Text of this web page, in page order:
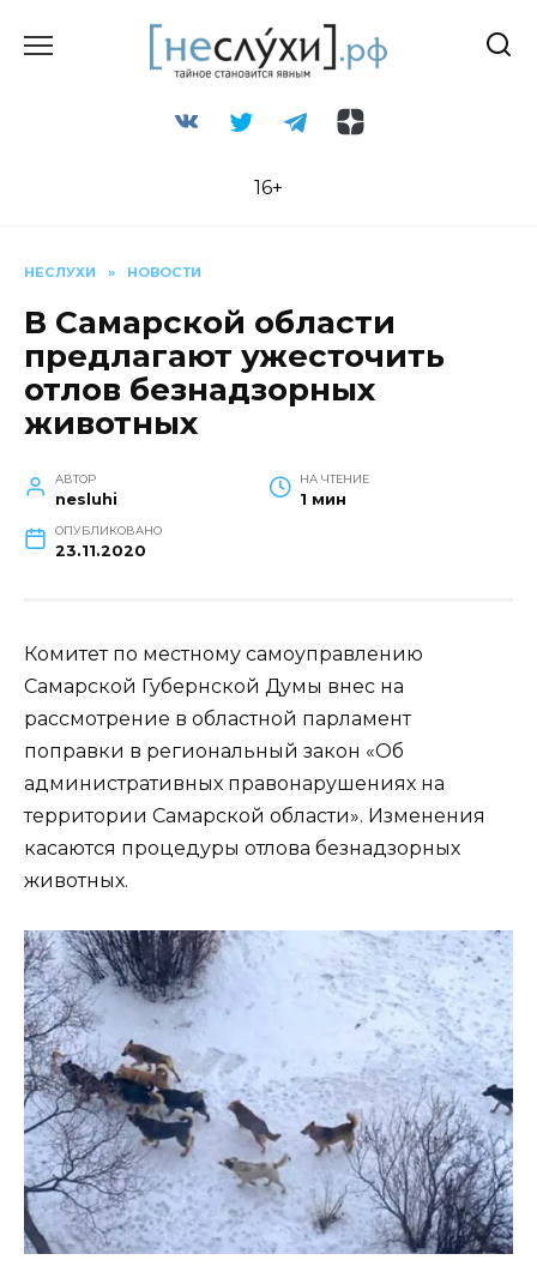
16+
НЕСЛУХИ » НОВОСТИ
В Самарской области
предлагают ужесточить
отлов безнадзорных
животных
АВТОР
nesluhi
НА ЧТЕНИЕ
1 мин
ОПУБЛИКОВАНО
23.11.2020
Комитет по местному самоуправлению
Самарской Губернской Думы внес на
рассмотрение в областной парламент
поправки в региональный закон «Об
административных правонарушениях на
территории Самарской области». Изменения
касаются процедуры отлова безнадзорных
животных.